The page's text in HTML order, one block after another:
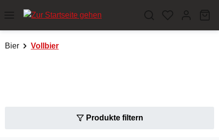
Zum Hauptinhalt springen
Bier Vollbier
Produkte filtern